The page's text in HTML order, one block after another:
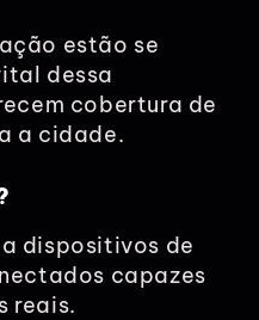
estão se
dessa
cobertura de
a cidade.
dispositivos de
capazes
reais.